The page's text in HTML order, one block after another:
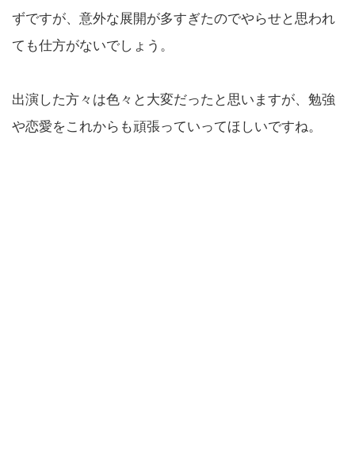
ずですが、意外な展開が多すぎたのでやらせと思われ
ても仕方がないでしょう。
出演した方々は色々と大変だったと思いますが、勉強
や恋愛をこれからも頑張っていってほしいですね。